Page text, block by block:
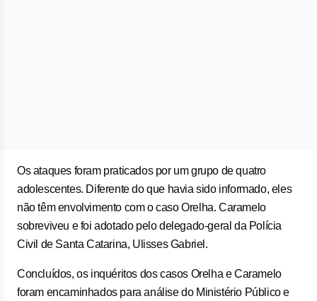
Os ataques foram praticados por um grupo de quatro
adolescentes. Diferente do que havia sido informado, eles
não têm envolvimento com o caso Orelha. Caramelo
sobreviveu e foi adotado pelo delegado-geral da Polícia
Civil de Santa Catarina, Ulisses Gabriel.
Concluídos, os inquéritos dos casos Orelha e Caramelo
foram encaminhados para análise do Ministério Público e